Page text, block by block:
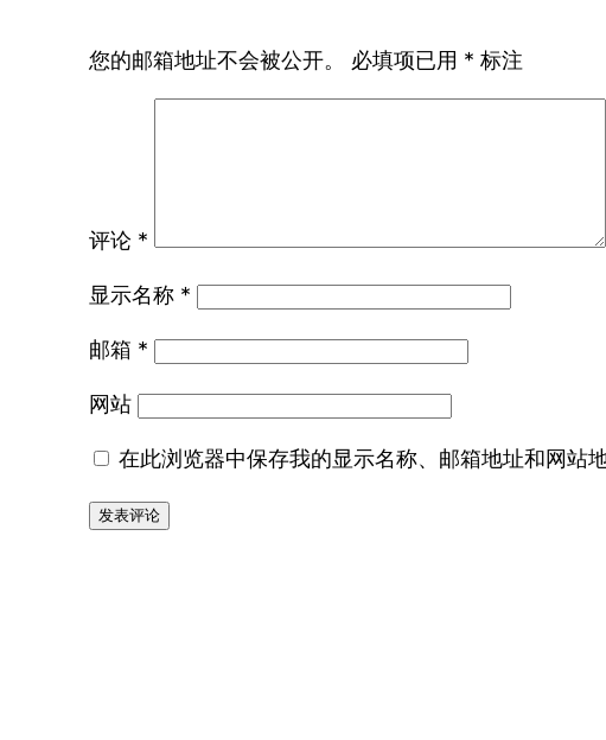
您的邮箱地址不会被公开。 必填项已用 * 标注
评论 *
显示名称 *
邮箱 *
网站
在此浏览器中保存我的显示名称、邮箱地址和网站